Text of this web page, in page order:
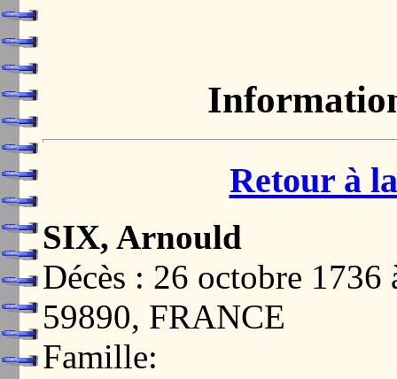
Retour à
SIX, Arnould
Décès : 26 octobre
59890, FRANCE
Famille: